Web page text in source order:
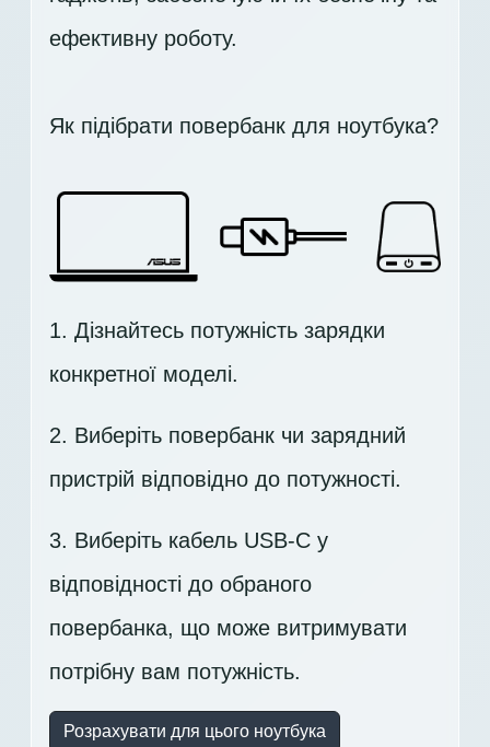
ефективну роботу.
Як підібрати повербанк для ноутбука?
1. Дізнайтесь потужність зарядки
конкретної моделі.
2. Виберіть повербанк чи зарядний
пристрій відповідно до потужності.
3. Виберіть кабель USB-C у
відповідності до обраного
повербанка, що може витримувати
потрібну вам потужність.
Розрахувати для цього ноутбука